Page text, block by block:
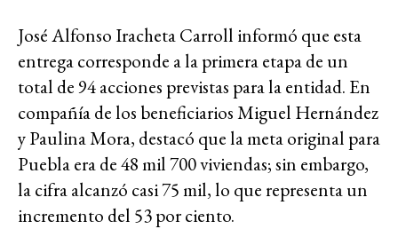
José Alfonso Iracheta Carroll informó que esta
entrega corresponde a la primera etapa de un
total de 94 acciones previstas para la entidad. En
compañía de los beneficiarios Miguel Hernández
y Paulina Mora, destacó que la meta original para
Puebla era de 48 mil 700 viviendas; sin embargo,
la cifra alcanzó casi 75 mil, lo que representa un
incremento del 53 por ciento.